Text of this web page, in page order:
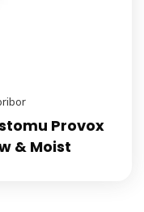
Provox
& Moist